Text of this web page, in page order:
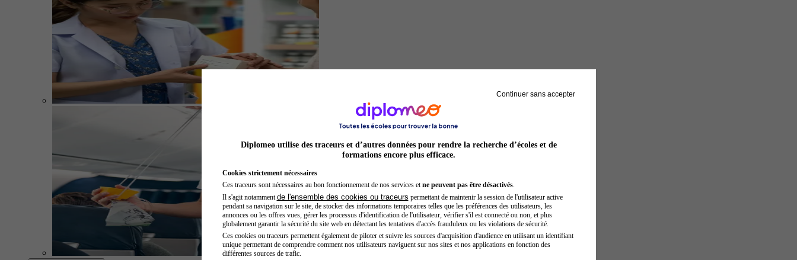
Préparateur en pharmacie
Continuer sans accepter
Diplomeo utilise des traceurs et d’autres données pour rendre la recherche d’écoles et de
formations encore plus efficace.
Cookies strictement nécessaires
Ces traceurs sont nécessaires au bon fonctionnement de nos services et ne peuvent pas être désactivés.
Il s'agit notamment de l'ensemble des cookies ou traceurs permettant de maintenir la session de l'utilisateur active
pendant sa navigation sur le site, de stocker des informations temporaires telles que les préférences des utilisateurs, les
annonces ou les offres vues, gérer les processus d'identification de l'utilisateur, vérifier s'il est connecté ou non, et plus
globalement garantir la sécurité du site web en détectant les tentatives d'accès frauduleux ou les violations de sécurité.
Ces cookies ou traceurs permettent également de piloter et suivre les sources d'acquisition d'audience en utilisant un identifiant
unique permettant de comprendre comment nos utilisateurs naviguent sur nos sites et nos applications en fonction des
différentes sources de trafic.